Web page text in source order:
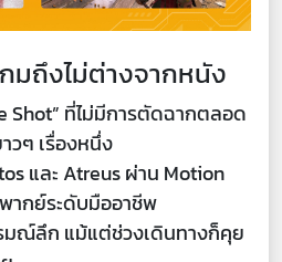
กมถึงไม่ต่างจากหนัง
Shot” ที่ไม่มีการตัดฉากตลอด
วๆ เรื่องหนึ่ง
และ Atreus ผ่าน Motion
ากย์ระดับมืออาชีพ
ณ์ลึก แม้แต่ช่วงเดินทางก็คุย